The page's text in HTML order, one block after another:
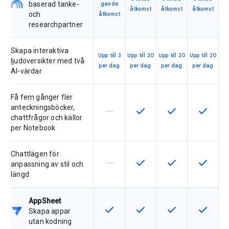
baserad tanke-
och
researchpartner
gande
åtkomst
åtkomst
åtkomst
åtkomst
Skapa interaktiva
ljudöversikter med två
AI-värdar
Upp till 3
per dag
Upp till 20
per dag
Upp till 20
per dag
Upp till 20
per dag
Få fem gånger fler
anteckningsböcker,
chattfrågor och källor
per Notebook
Den här funktionen stöds inte av
horizontal_rule Den här funktionen är
check Den här
check Den här
check
Chattlägen för
anpassning av stil och
längd
Den här funktionen stöds inte av
horizontal_rule Den här funktionen är
check Den här
check Den här
check
AppSheet
Skapa appar
utan kodning
Den här funktionen är tillgänglig för
check Den här funktionen är
check Den här
check Den här
check